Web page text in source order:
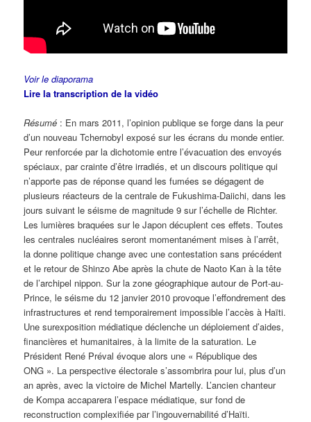
Voir le diaporama
Lire la transcription de la vidéo
Résumé : En mars 2011, l’opinion publique se forge dans la peur
d’un nouveau Tchernobyl exposé sur les écrans du monde entier.
Peur renforcée par la dichotomie entre l’évacuation des envoyés
spéciaux, par crainte d’être irradiés, et un discours politique qui
n’apporte pas de réponse quand les fumées se dégagent de
plusieurs réacteurs de la centrale de Fukushima-Daiichi, dans les
jours suivant le séisme de magnitude 9 sur l’échelle de Richter.
Les lumières braquées sur le Japon décuplent ces effets. Toutes
les centrales nucléaires seront momentanément mises à l’arrêt,
la donne politique change avec une contestation sans précédent
et le retour de Shinzo Abe après la chute de Naoto Kan à la tête
de l’archipel nippon. Sur la zone géographique autour de Port-au-
Prince, le séisme du 12 janvier 2010 provoque l’effondrement des
infrastructures et rend temporairement impossible l’accès à Haïti.
Une surexposition médiatique déclenche un déploiement d’aides,
financières et humanitaires, à la limite de la saturation. Le
Président René Préval évoque alors une « République des
ONG ». La perspective électorale s’assombrira pour lui, plus d’un
an après, avec la victoire de Michel Martelly. L’ancien chanteur
de Kompa accaparera l’espace médiatique, sur fond de
reconstruction complexifiée par l’ingouvernabilité d’Haïti.